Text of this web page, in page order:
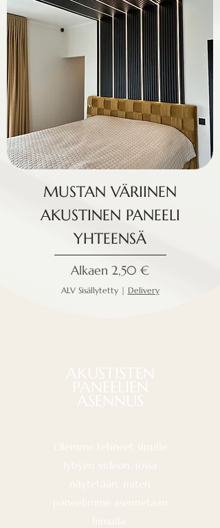
MUSTAN VÄRIINEN
AKUSTINEN PANEELI
YHTEENSÄ
Alkaen 2,50 €
Alehinta
ALV Sisällytetty| Delivery
AKUSTISTEN
PANEELIEN
ASENNUS
Olemme tehneet sinulle
lyhyen videon, jossa
näytetään, miten
paneelimme asennetaan
liimalla.